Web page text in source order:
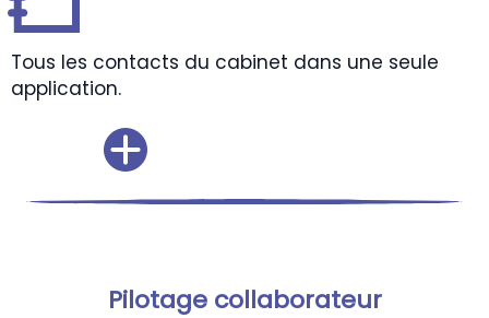
Tous les contacts du cabinet dans une seule
application.
Pilotage collaborateur